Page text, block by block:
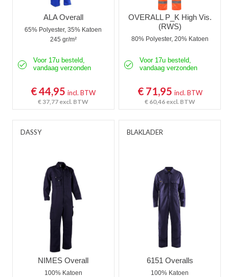
ALA Overall
65% Polyester, 35% Katoen
245 gr/m²
Voor 17u besteld,
vandaag verzonden
€ 44,95incl. BTW
€ 37,77 excl. BTW
OVERALL P_K High Vis.
(RWS)
80% Polyester, 20% Katoen
Voor 17u besteld,
vandaag verzonden
€ 71,95 incl. BTW
€ 60,46 excl. BTW
DASSY
NIMES Overall
100% Katoen
BLAKLADER
6151 Overalls
100% Katoen